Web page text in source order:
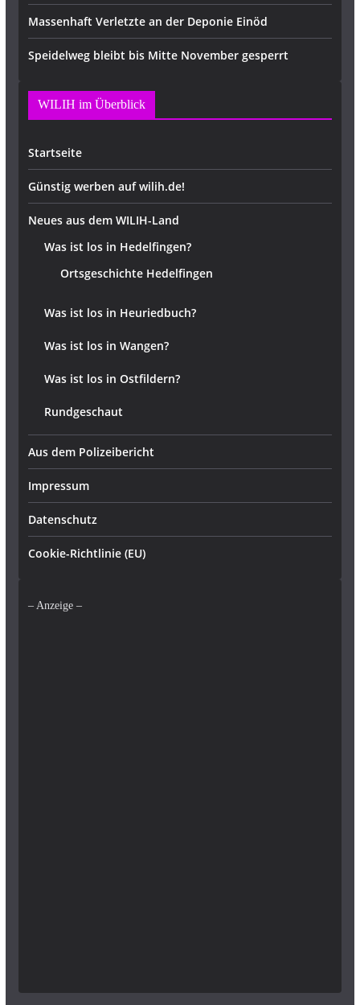
Massenhaft Verletzte an der Deponie Einöd
Speidelweg bleibt bis Mitte November gesperrt
WILIH im Überblick
Startseite
Günstig werben auf wilih.de!
Neues aus dem WILIH-Land
Was ist los in Hedelfingen?
Ortsgeschichte Hedelfingen
Was ist los in Heuriedbuch?
Was ist los in Wangen?
Was ist los in Ostfildern?
Rundgeschaut
Aus dem Polizeibericht
Impressum
Datenschutz
Cookie-Richtlinie (EU)
– Anzeige –